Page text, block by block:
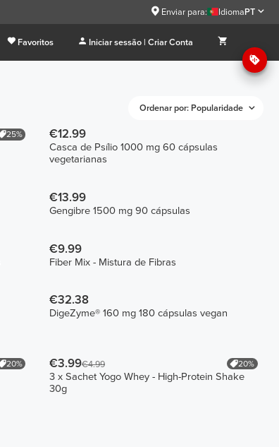
Enviar para: IdiomaPT
Favoritos Iniciar sessão | Criar Conta
Ordenar por: Popularidade
25% €12.99
Casca de Psílio 1000 mg 60 cápsulas
vegetarianas
€13.99
Gengibre 1500 mg 90 cápsulas
€9.99
Fiber Mix - Mistura de Fibras
€32.38
DigeZyme® 160 mg 180 cápsulas vegan
20% €3.99€4.99 20%
3 x Sachet Yogo Whey - High-Protein Shake
30g